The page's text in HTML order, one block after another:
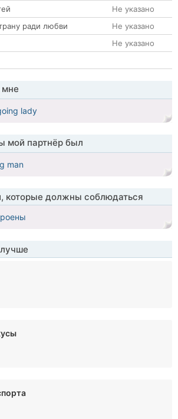
Не указано
ради любви
Не указано
Не указано
мне
lady
мой партнёр был
man
которые должны соблюдаться